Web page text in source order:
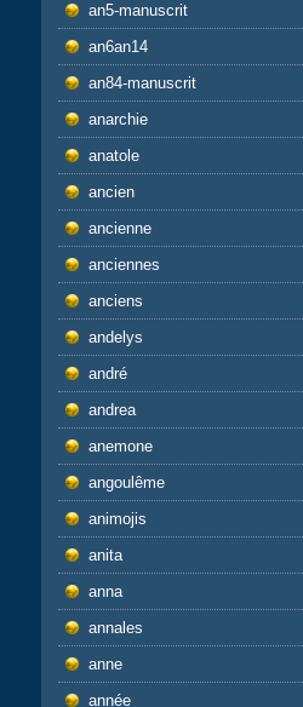
an5-manuscrit
an6an14
an84-manuscrit
anarchie
anatole
ancien
ancienne
anciennes
anciens
andelys
andré
andrea
anemone
angoulême
animojis
anita
anna
annales
anne
année